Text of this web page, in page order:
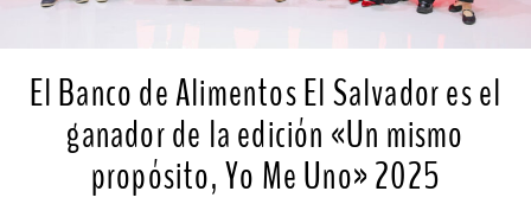
El Banco de Alimentos El Salvador es el
ganador de la edición «Un mismo
propósito, Yo Me Uno» 2025